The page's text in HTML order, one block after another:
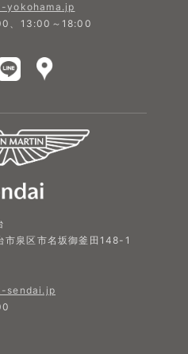
yokohama.jp
、13:00～18:00
泉区市名坂御釜田148-1
sendai.jp